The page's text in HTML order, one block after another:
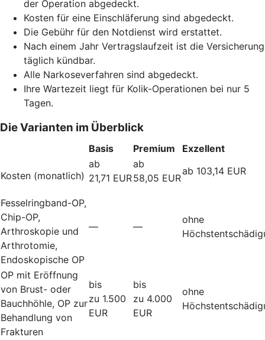
der Operation abgedeckt.
Kosten für eine Einschläferung sind abgedeckt.
Die Gebühr für den Notdienst wird erstattet.
Nach einem Jahr Vertragslaufzeit ist die Versicherung
täglich kündbar.
Alle Narkoseverfahren sind abgedeckt.
Ihre Wartezeit liegt für Kolik-Operationen bei nur 5
Tagen.
Die Varianten im Überblick
Basis Premium Exzellent
Kosten (monatlich)
ab
21,71 EUR
ab
58,05 EUR
ab 103,14 EUR
Fesselringband-OP,
Chip-OP,
Arthroskopie und
Arthrotomie,
Endoskopische OP
— —
ohne
OP mit Eröffnung
von Brust- oder
Bauchhöhle, OP zur
Behandlung von
Frakturen
bis
zu 1.500
EUR
bis
zu 4.000
EUR
ohne